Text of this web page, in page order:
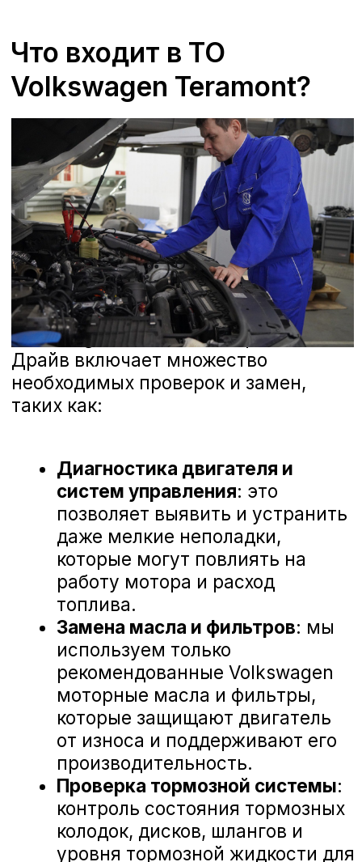
Отзывы
В сервисных центрах А-Драйв Volkswagen
мы всегда ставим на первое место
удовлетворенность наших клиентов. Мы
гордимся качеством предоставляемых
услуг и стремимся к тому, чтобы каждый
визит в наш сервисный центр оставлял
только положительные впечатления.
Наши специалисты проходят регулярное
обучение и используют последние
технологии для диагностики и ремонта
вашего автомобиля. Мы ценим каждое
ваше мнение и готовы рассмотреть
любые предложения, чтобы сделать наш
сервис еще лучше. Ниже вы можете
ознакомиться с отзывами наших
клиентов, которые уже оценили высокий
уровень профессионализма наших